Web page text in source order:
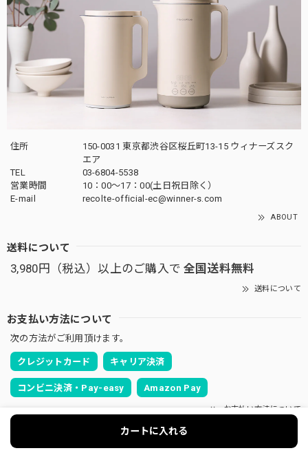
住所
150-0031 東京都渋谷区桜丘町13-15 ウィナーズスク
エア
TEL
03-6804-5538
営業時間
10：00〜17：00(土日祝日除く）
E-mail
recolte-official-ec@winner-s.com
ABOUT
送料について
3,980円（税込）以上のご購入で 全国送料無料
送料について
お支払い方法について
次の方法がご利用頂けます。
クレジットカード キャリア決済
コンビニ決済・Pay-easy Amazon Pay
お支払い方法について
カートに入れる